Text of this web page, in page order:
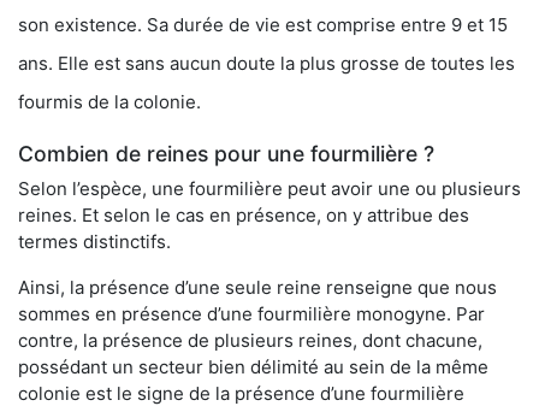
son existence. Sa durée de vie est comprise entre 9 et 15
ans. Elle est sans aucun doute la plus grosse de toutes les
fourmis de la colonie.
Combien de reines pour une fourmilière ?
Selon l’espèce, une fourmilière peut avoir une ou plusieurs
reines. Et selon le cas en présence, on y attribue des
termes distinctifs.
Ainsi, la présence d’une seule reine renseigne que nous
sommes en présence d’une fourmilière monogyne. Par
contre, la présence de plusieurs reines, dont chacune,
possédant un secteur bien délimité au sein de la même
colonie est le signe de la présence d’une fourmilière